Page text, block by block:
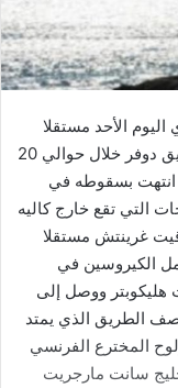
الأحد مستقلا
لوحا طائرا نفاثا من تصميمه ليحلق فوق مضيق دوفر خلال حوالي 20
انتهت بسقوطه في
التي تقع خارج كاليه
غرينتش مستقلا
الكيروسين في
هليكوبتر ووصل إلى
الطريق الذي يمتد
ولوح المخترع الفرنسي
سانت مارجريت